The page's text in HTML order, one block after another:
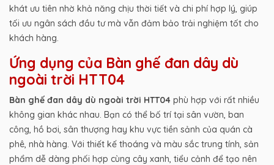
khát ưu tiên nhờ khả năng chịu thời tiết và chi phí hợp lý, giúp
tối ưu ngân sách đầu tư mà vẫn đảm bảo trải nghiệm tốt cho
khách hàng.
Ứng dụng của Bàn ghế đan dây dù
ngoài trời HTT04
Bàn ghế đan dây dù ngoài trời HTT04 phù hợp với rất nhiều
không gian khác nhau. Bạn có thể bố trí tại sân vườn, ban
công, hồ bơi, sân thượng hay khu vực tiền sảnh của quán cà
phê, nhà hàng. Với thiết kế thoáng và màu sắc trung tính, sản
phẩm dễ dàng phối hợp cùng cây xanh, tiểu cảnh để tạo nên